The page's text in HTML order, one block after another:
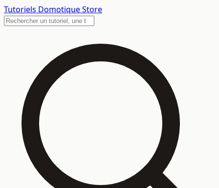
Tutoriels Domotique Store